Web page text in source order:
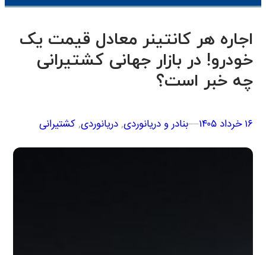
اجاره هر کانتینر معادل قیمت یک
خودرو! در بازار جهانی کشتیرانی
چه خبر است؟
۱۶ خرداد ۱۴۰۵ –
–بنادر و دریانوردی, دریانوردی, کشتیرانی